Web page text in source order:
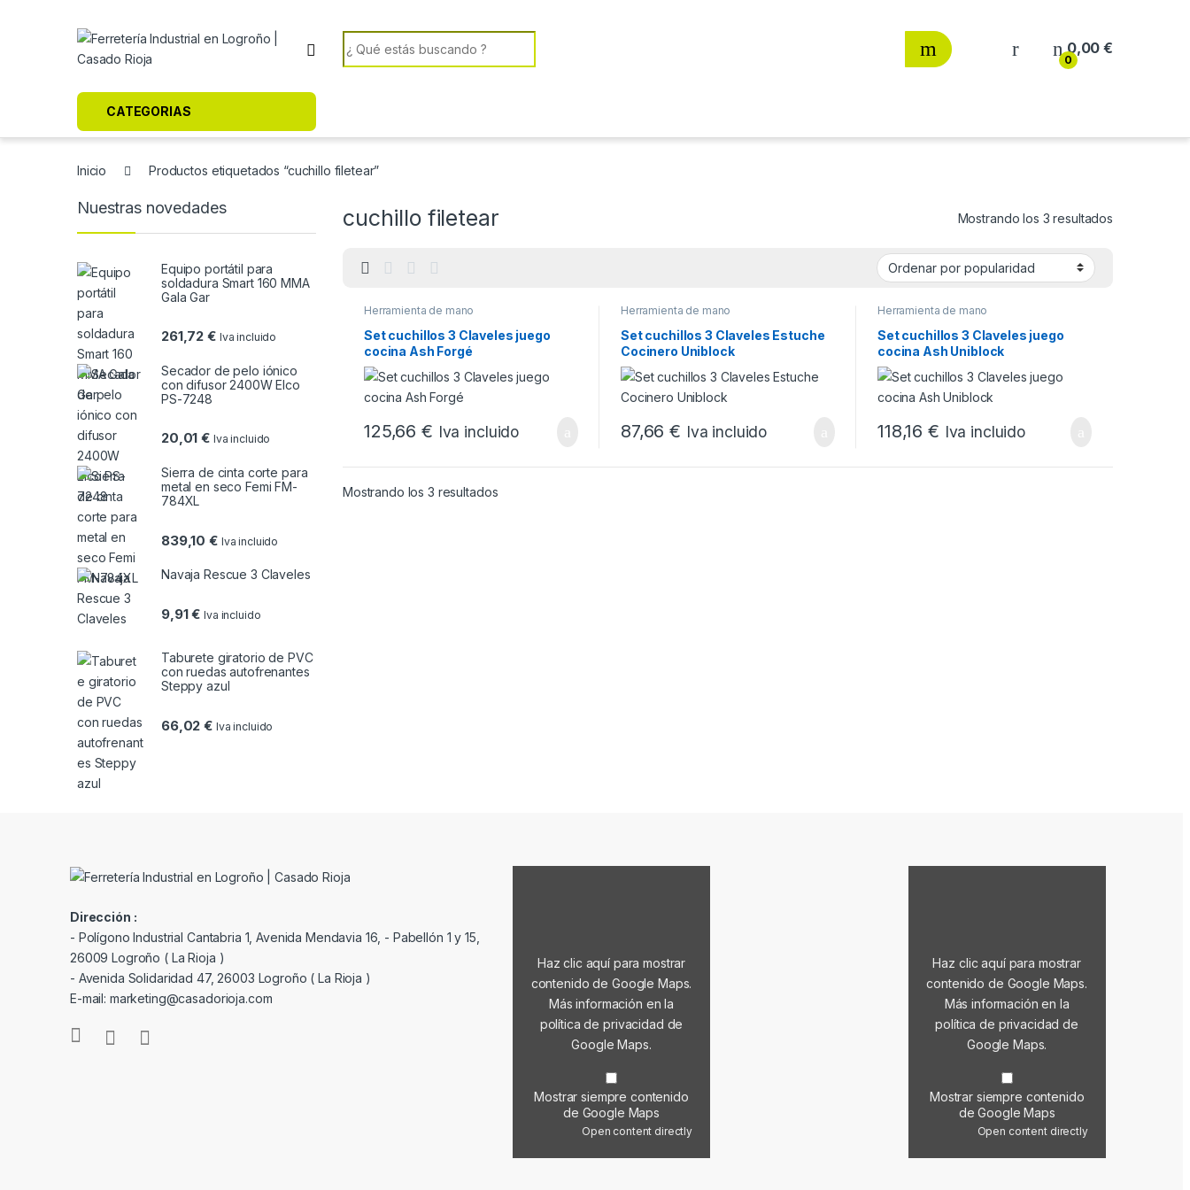
Search for:
0
0,00€
CATEGORIAS
Inicio Productos etiquetados “cuchillo filetear”
cuchillo filetear Mostrando los 3 resultados
Herramienta de mano
Set cuchillos 3 Claveles juego
cocina Ash Forgé
125,66€ Iva incluido
Herramienta de mano
Set cuchillos 3 Claveles Estuche
Cocinero Uniblock
87,66€ Iva incluido
Herramienta de mano
Set cuchillos 3 Claveles juego
cocina Ash Uniblock
118,16 € Iva incluido
Mostrando los 3 resultadosOrdenado por popularidad
Nuestras novedades
Equipo portátil para
soldadura Smart 160 MMA
Gala Gar
261,72€ Iva incluido
Secador de pelo iónico
con difusor 2400W Elco
PS-7248
20,01€ Iva incluido
Sierra de cinta corte para
metal en seco Femi FM-
784XL
839,10€ Iva incluido
Navaja Rescue 3 Claveles
9,91€ Iva incluido
Taburete giratorio de PVC
con ruedas autofrenantes
Steppy azul
66,02€ Iva incluido
Dirección :
- Polígono Industrial Cantabria 1, Avenida Mendavia 16, - Pabellón 1 y 15,
26009 Logroño ( La Rioja )
- Avenida Solidaridad 47, 26003 Logroño ( La Rioja )
E-mail: marketing@casadorioja.com
Haz clic aquí para mostrar
contenido de Google Maps.
Más información en la
política de privacidad de
Google Maps.
Mostrar siempre contenido
de Google Maps
Open content directly
Haz clic aquí para mostrar
contenido de Google Maps.
Más información en la
política de privacidad de
Google Maps.
Mostrar siempre contenido
de Google Maps
Open content directly